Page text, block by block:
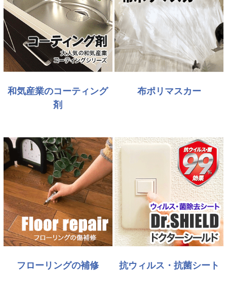
和気産業のコーティング
剤
布ポリマスカー
フローリングの補修 抗ウィルス・抗菌シート